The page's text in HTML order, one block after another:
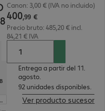
8 TB
Canon: 3,00 € (IVA no incluido)
400,99 €
Precio bruto: 485,20 € incl.
84,21 € IVA
Entrega a partir del 11.
agosto.
92 unidades disponibles.
Ver producto sucesor